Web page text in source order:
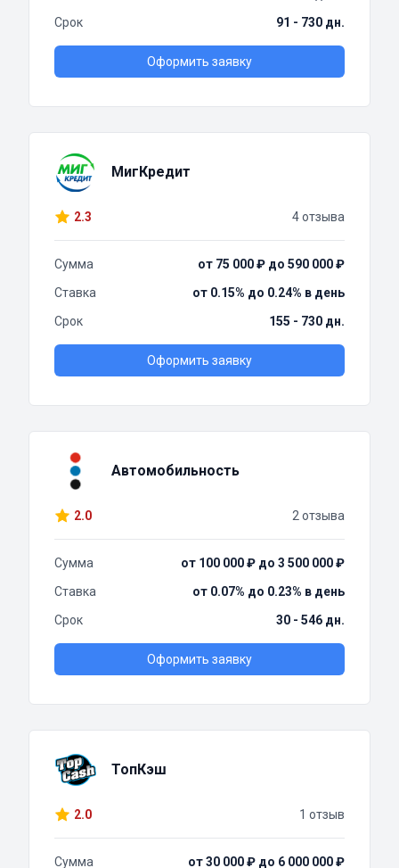
Срок
91 - 730 дн.
Оформить заявку
МигКредит
2.3 4 отзыва
Сумма
от 75 000 ₽ до 590 000 ₽
Ставка
от 0.15% до 0.24% в день
Срок
155 - 730 дн.
Оформить заявку
Автомобильность
2.0 2 отзыва
Сумма
от 100 000 ₽ до 3 500 000 ₽
Ставка
от 0.07% до 0.23% в день
Срок
30 - 546 дн.
Оформить заявку
ТопКэш
2.0 1 отзыв
Сумма от 30 000 ₽ до 6 000 000 ₽